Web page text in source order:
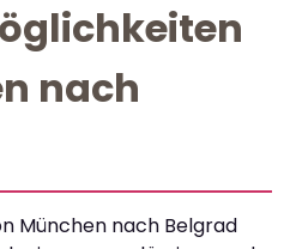
nach
München nach Belgrad